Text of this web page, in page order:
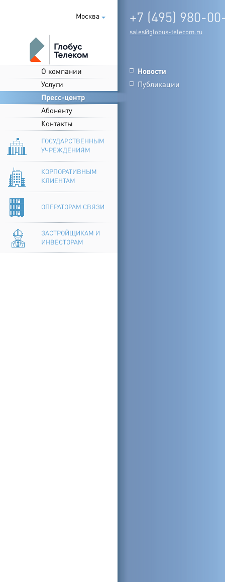
Москва
О компании
Услуги
Пресс-центр
Абоненту
Контакты
ГОСУДАРСТВЕННЫМ
УЧРЕЖДЕНИЯМ
КОРПОРАТИВНЫМ
КЛИЕНТАМ
ОПЕРАТОРАМ СВЯЗИ
ЗАСТРОЙЩИКАМ И
ИНВЕСТОРАМ
+7 (495) 980-
sales@globus-telecom.ru
□ Новости
□ Публикации